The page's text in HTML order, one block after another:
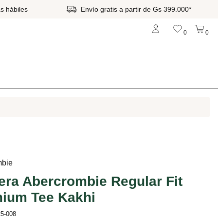
hábiles Envío gratis a partir de Gs 399.000*
0 0
Abercrombie Regular Fit
Tee Kakhi
008